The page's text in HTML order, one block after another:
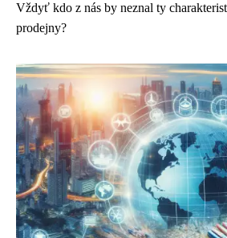
Vždyť kdo z nás by neznal ty
prodejny?